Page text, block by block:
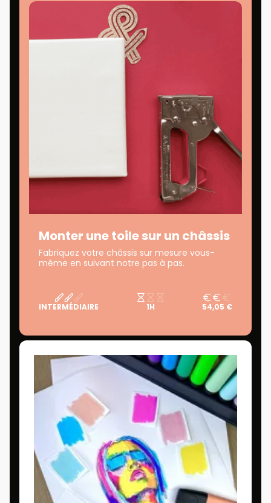
Monter une toile sur un châssis
Fabriquez votre châssis sur mesure vous-
même en suivant notre pas à pas.
INTERMÉDIAIRE 1H 54,05 €